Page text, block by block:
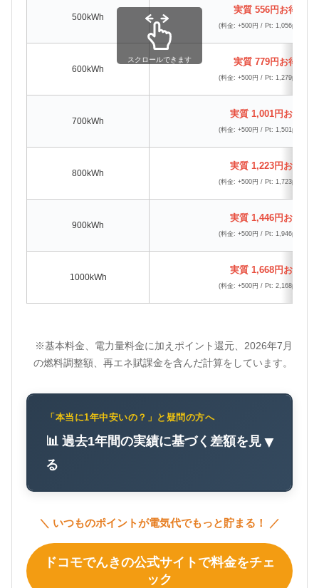
500kWh
実質 556円お得
(料金: +500円 / Pt: 1,056pt還元)
600kWh
実質 779円お得
(料金: +500円 / Pt: 1,279pt還元)
700kWh
実質 1,001円お得
(料金: +500円 / Pt: 1,501pt還元)
800kWh
実質 1,223円お得
(料金: +500円 / Pt: 1,723pt還元)
900kWh
実質 1,446円お得
(料金: +500円 / Pt: 1,946pt還元)
1000kWh
実質 1,668円お得
(料金: +500円 / Pt: 2,168pt還元)
スクロールできます
※基本料金、電力量料金に加えポイント還元、2026年7月
の燃料調整額、再エネ賦課金を含んだ計算をしています。
「本当に1年中安いの？」と疑問の方へ
📊 過去1年間の実績に基づく差額を見
る
▼
＼ いつものポイントが電気代でもっと貯まる！ ／
ドコモでんきの公式サイトで料金をチェ
ック